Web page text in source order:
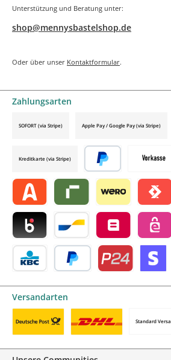
Unterstützung und Beratung unter:
shop@mennysbastelshop.de
Oder über unser Kontaktformular.
Zahlungsarten
Vorkasse
Alma by mollieRiverty by mollie
Wero Satispay
Blik by mollieBancontact by mollie
Belfius by mollie
eps by
SOFORT (via Stripe) Apple Pay / Google Pay (via Stripe)
Kreditkarte (via Stripe)
Später bezahlen
Versandarten
Standard